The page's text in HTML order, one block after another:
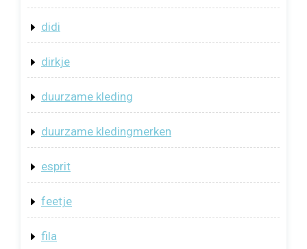
didi
dirkje
duurzame kleding
duurzame kledingmerken
esprit
feetje
fila